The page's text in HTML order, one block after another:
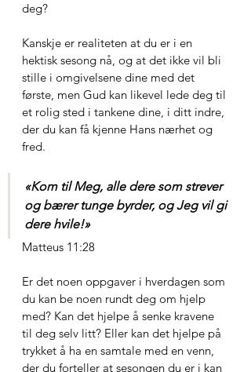
deg?
Kanskje er realiteten at du er i en
hektisk sesong nå, og at det ikke vil bli
stille i omgivelsene dine med det
første, men Gud kan likevel lede deg til
et rolig sted i tankene dine, i ditt indre,
der du kan få kjenne Hans nærhet og
fred.
«Kom til Meg, alle dere som strever
og bærer tunge byrder, og Jeg vil gi
dere hvile!»
Matteus 11:28
Er det noen oppgaver i hverdagen som
du kan be noen rundt deg om hjelp
med? Kan det hjelpe å senke kravene
til deg selv litt? Eller kan det hjelpe på
trykket å ha en samtale med en venn,
der du forteller at sesongen du er i kan